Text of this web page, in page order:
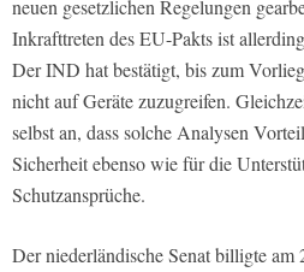
neuen gesetzlichen Regelungen
Inkrafttreten des EU-Pakts ist
Der IND hat bestätigt, bis zum
nicht auf Geräte zuzugreifen.
selbst an, dass solche Analysen
Sicherheit ebenso wie für die
Schutzansprüche.
Der niederländische Senat billigte am